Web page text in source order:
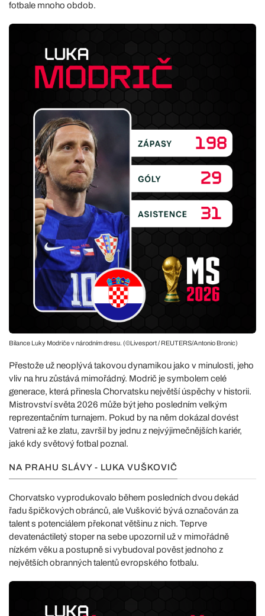
fotbale mnoho obdob.
Bilance Luky Modriče v národním dresu. (©Livesport / REUTERS/Antonio Bronic)
Přestože už neoplývá takovou dynamikou jako v minulosti, jeho
vliv na hru zůstává mimořádný. Modrič je symbolem celé
generace, která přinesla Chorvatsku největší úspěchy v historii.
Mistrovství světa 2026 může být jeho posledním velkým
reprezentačním turnajem. Pokud by na něm dokázal dovést
Vatreni až ke zlatu, završil by jednu z nejvýjimečnějších kariér,
jaké kdy světový fotbal poznal.
NA PRAHU SLÁVY - LUKA VUŠKOVIČ
Chorvatsko vyprodukovalo během posledních dvou dekád
řadu špičkových obránců, ale Vušković bývá označován za
talent s potenciálem překonat většinu z nich. Teprve
devatenáctiletý stoper na sebe upozornil už v mimořádně
nízkém věku a postupně si vybudoval pověst jednoho z
největších obranných talentů evropského fotbalu.